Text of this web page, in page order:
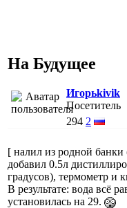
На Будущее
Игорьkivik
Посетитель
294 2
[ налил из родной банки
добавил 0.5л
градусов), термометр и
В результате: вода всё
установилась на 29.